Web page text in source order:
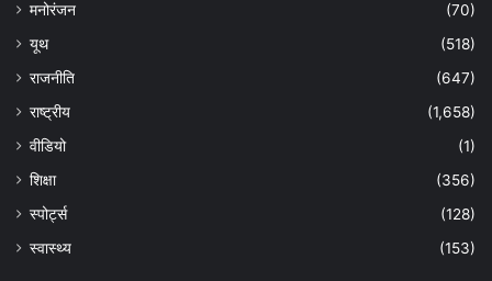
मनोरंजन
(70)
यूथ
(518)
राजनीति
(647)
राष्ट्रीय
(1,658)
वीडियो
(1)
शिक्षा
(356)
स्पोर्ट्स
(128)
स्वास्थ्य
(153)